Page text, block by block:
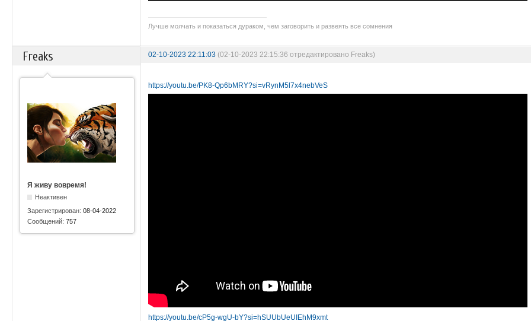
Лучше молчать и показаться дураком, чем заговорить и развеять все сомнения
Freaks 02-10-2023 22:11:03 (02-10-2023 22:15:36 отредактировано Freaks)
Я живу вовремя!
Неактивен
Зарегистрирован:08-04-2022
Сообщений:757
https://youtu.be/PK8-Qp6bMRY?si=vRynM5l7x4nebVeS
https://youtu.be/cP5g-wgU-bY?si=hSUUbUeUIEhM9xmt